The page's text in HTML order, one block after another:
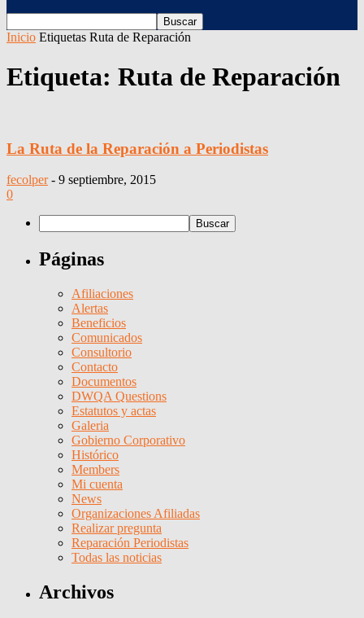
Inicio Etiquetas Ruta de Reparación
Etiqueta: Ruta de Reparación
La Ruta de la Reparación a Periodistas
fecolper - 9 septiembre, 2015
0
Páginas
Afiliaciones
Alertas
Beneficios
Comunicados
Consultorio
Contacto
Documentos
DWQA Questions
Estatutos y actas
Galeria
Gobierno Corporativo
Histórico
Members
Mi cuenta
News
Organizaciones Afiliadas
Realizar pregunta
Reparación Periodistas
Todas las noticias
Archivos